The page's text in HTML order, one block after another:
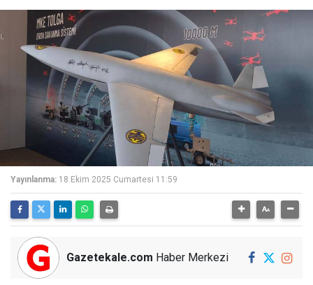
Yayınlanma: 18 Ekim 2025 Cumartesi 11:59
Gazetekale.com Haber Merkezi